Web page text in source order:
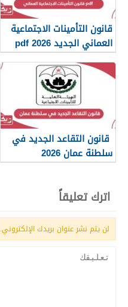
قانون التأمينات الاجتماعية
العماني الجديد 2026 pdf
قانون التقاعد الجديد في
سلطنة عمان 2026
اترك تعليقاً
لن يتم نشر عنوان بريدك الإلكتروني.